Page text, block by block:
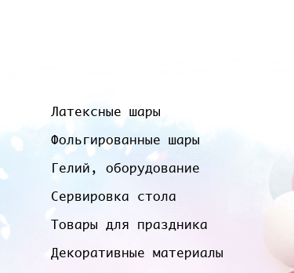
Латексные шары
Фольгированные шары
Гелий, оборудование
Сервировка стола
Товары для праздника
Декоративные материалы